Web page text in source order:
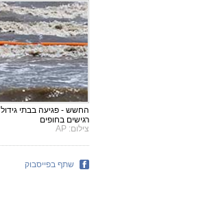
החשש - פגיעה בבתי גידול
רגישים בחופים
צילום: AP
שתף בפייסבוק